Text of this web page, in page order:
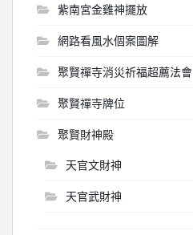
紫南宮金雞神擺放
網路看風水個案圖解
聚賢禪寺消災祈福超薦法會
聚賢禪寺牌位
聚賢財神殿
天官文財神
天官武財神